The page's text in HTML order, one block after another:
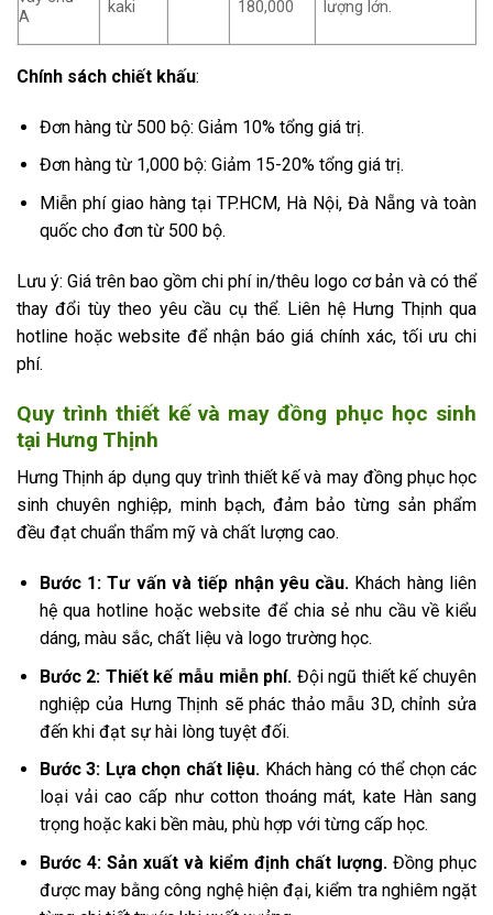
A
kaki
180,000
lượng lớn.
Chính sách chiết khấu:
Đơn hàng từ 500 bộ: Giảm 10% tổng giá trị.
Đơn hàng từ 1,000 bộ: Giảm 15-20% tổng giá trị.
Miễn phí giao hàng tại TP.HCM, Hà Nội, Đà Nẵng và toàn
quốc cho đơn từ 500 bộ.
Lưu ý: Giá trên bao gồm chi phí in/thêu logo cơ bản và có thể
thay đổi tùy theo yêu cầu cụ thể. Liên hệ Hưng Thịnh qua
hotline hoặc website để nhận báo giá chính xác, tối ưu chi
phí.
Quy trình thiết kế và may đồng phục học sinh
tại Hưng Thịnh
Hưng Thịnh áp dụng quy trình thiết kế và may đồng phục học
sinh chuyên nghiệp, minh bạch, đảm bảo từng sản phẩm
đều đạt chuẩn thẩm mỹ và chất lượng cao.
Bước 1: Tư vấn và tiếp nhận yêu cầu. Khách hàng liên
hệ qua hotline hoặc website để chia sẻ nhu cầu về kiểu
dáng, màu sắc, chất liệu và logo trường học.
Bước 2: Thiết kế mẫu miễn phí. Đội ngũ thiết kế chuyên
nghiệp của Hưng Thịnh sẽ phác thảo mẫu 3D, chỉnh sửa
đến khi đạt sự hài lòng tuyệt đối.
Bước 3: Lựa chọn chất liệu. Khách hàng có thể chọn các
loại vải cao cấp như cotton thoáng mát, kate Hàn sang
trọng hoặc kaki bền màu, phù hợp với từng cấp học.
Bước 4: Sản xuất và kiểm định chất lượng. Đồng phục
được may bằng công nghệ hiện đại, kiểm tra nghiêm ngặt